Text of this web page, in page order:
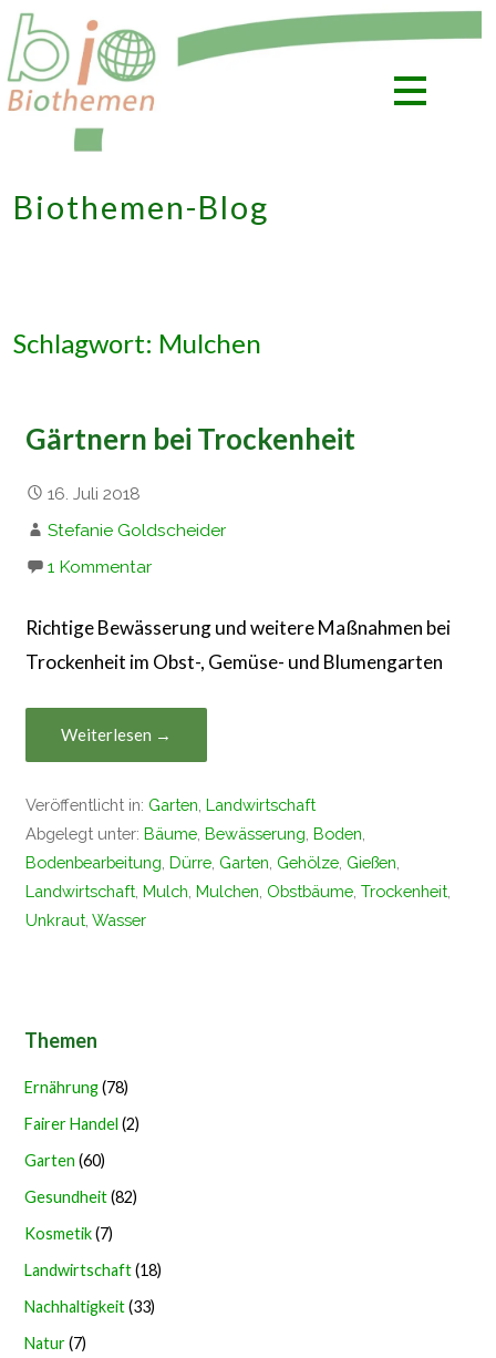
Zum
Inhalt
springen
Biothemen-Blog
Schlagwort: Mulchen
Gärtnern bei Trockenheit
16. Juli 2018
Stefanie Goldscheider
1 Kommentar
Richtige Bewässerung und weitere Maßnahmen bei
Trockenheit im Obst-, Gemüse- und Blumengarten
Weiterlesen →
Veröffentlicht in: Garten ,Landwirtschaft
Abgelegt unter:Bäume ,Bewässerung ,Boden
Bodenbearbeitung ,Dürre Garten Gehölze Gießen
Landwirtschaft ,Mulch ,Mulchen Obstbäume ,Trockenheit
Unkraut ,Wasser
Themen
Ernährung(78)
Fairer Handel (2)
Garten (60)
Gesundheit(82)
Kosmetik(7)
Landwirtschaft(18)
Nachhaltigkeit(33)
Natur(7)